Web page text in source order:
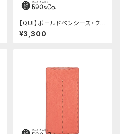
【QUI】ボールドペンシース・ク
ードゥー (ブルー)
¥3,300